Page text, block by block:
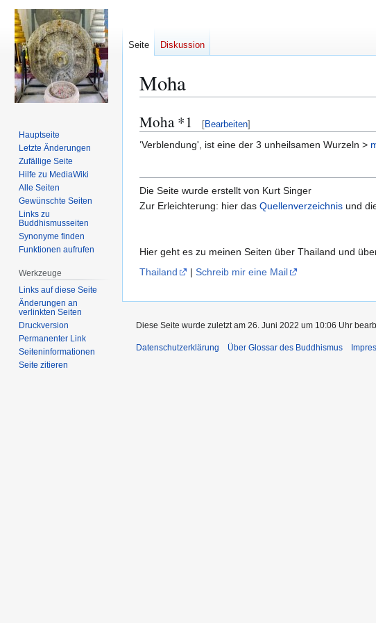
Moha
Zur
Navigation
springen
Zur
Suche
springen
Moha *1 [Bearbeiten]
‘Verblendung', ist eine der 3 unheilsamen Wurzeln >
Die Seite wurde erstellt von Kurt Singer
Zur Erleichterung: hier das Quellenverzeichnis und
Hier geht es zu meinen Seiten über Thailand und
Thailand
| Schreib mir eine Mail
Seite Diskussion
Hauptseite
Letzte Änderungen
Zufällige Seite
Hilfe zu MediaWiki
Alle Seiten
Gewünschte Seiten
Links zu
Buddhismusseiten
Synonyme finden
Funktionen aufrufen
Werkzeuge
Links auf diese Seite
Änderungen an
verlinkten Seiten
Druckversion
Permanenter Link
Seiten­­informationen
Seite zitieren
Diese Seite wurde zuletzt am 26. Juni 2022 um 10:06 Uhr
Datenschutzerklärung Über Glossar des Buddhismus